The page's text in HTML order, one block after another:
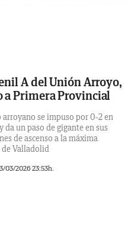
A del Unión Arroyo,
a Primera Provincial
arroyano se impuso por 0-2 en
da un paso de gigante en sus
de ascenso a la máxima
de Valladolid
03/2026 23:53h.